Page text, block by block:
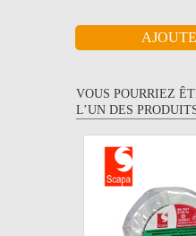
VOUS POURRIEZ
L’UN DES